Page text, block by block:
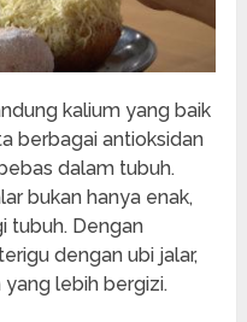
kalium yang baik
berbagai antioksidan
dalam tubuh.
bukan hanya enak,
tubuh. Dengan
dengan ubi jalar,
lebih bergizi.